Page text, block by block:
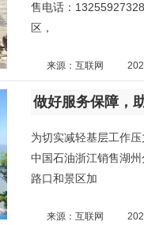
售电话：
区，
来源：互联网
做好服务保障，
为切实减轻基层工作
中国石油浙江销售湖
路口和景区加
来源：互联网